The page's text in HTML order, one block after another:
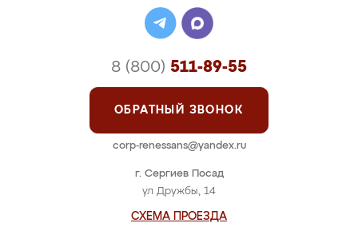
г. Сергиев Посад
ул Дружбы, 14
СХЕМА ПРОЕЗДА
8 (800) 511-89-55
ОБРАТНЫЙ ЗВОНОК
corp-renessans@yandex.ru